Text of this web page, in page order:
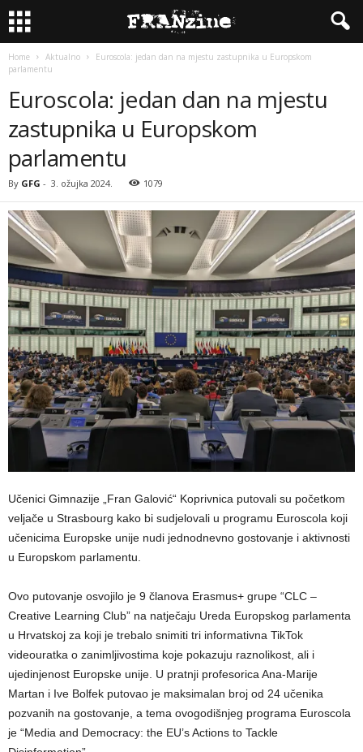
Home Aktualno
Euroscola: jedan dan na mjestu zastupnika u Europskom
parlamentu
Euroscola: jedan dan na mjestu
zastupnika u Europskom
parlamentu
By GFG - 3. ožujka 2024. 1079
Učenici Gimnazije „Fran Galović“ Koprivnica putovali su početkom
veljače u Strasbourg kako bi sudjelovali u programu Euroscola koji
učenicima Europske unije nudi jednodnevno gostovanje i aktivnosti
u Europskom parlamentu.
Ovo putovanje osvojilo je 9 članova Erasmus+ grupe “CLC –
Creative Learning Club” na natječaju Ureda Europskog parlamenta
u Hrvatskoj za koji je trebalo snimiti tri informativna TikTok
videouratka o zanimljivostima koje pokazuju raznolikost, ali i
ujedinjenost Europske unije. U pratnji profesorica Ana-Marije
Martan i Ive Bolfek putovao je maksimalan broj od 24 učenika
pozvanih na gostovanje, a tema ovogodišnjeg programa Euroscola
je “Media and Democracy: the EU’s Actions to Tackle